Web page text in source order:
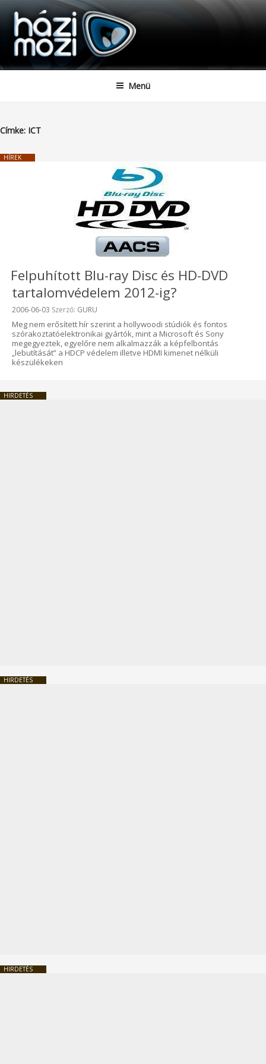
Tartalomhoz
HAZIMOZI
Menü
Címke: ICT
HÍREK
Felpuhított Blu-ray Disc és HD-DVD
tartalomvédelem 2012-ig?
Beküldve:
2006-06-03 Szerző: GURU
Meg nem erősített hír szerint a hollywoodi stúdiók és fontos
szórakoztatóelektronikai gyártók, mint a Microsoft és Sony
megegyeztek, egyelőre nem alkalmazzák a képfelbontás
„lebutítását” a HDCP védelem illetve HDMI kimenet nélküli
készülékeken
HIRDETÉS
HIRDETÉS
HIRDETÉS